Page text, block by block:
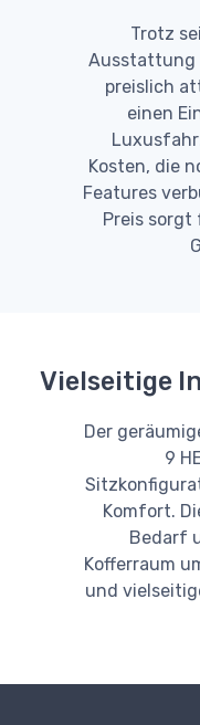
Trotz
Ausstattung
preislich
einen
Kosten, die
Features
Preis sorgt
Vielseitige
Der
9
Komfort.
Bedarf
Kofferraum
und